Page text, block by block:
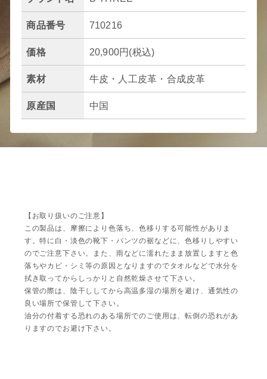
商品番号 710216
価格 20,900円(税込)
素材 牛皮・人工皮革・合成皮革
原産国 中国
【お取り扱いのご注意】
この製品は、摩擦により色落ち、色移りする可能性がありま
す。特に白・淡色の靴下・パンツの裾などに、色移りしやすい
のでご注意下さい。また、雨などに濡れたまま放置しますと色
落ちやカビ・シミ等の原因となりますのでタオルなどで水分を
拭き取ってからしっかりと自然乾燥させて下さい。
保管の際は、陰干ししてから高温多湿の場所を避け、通気性の
良い場所で保管して下さい。
油分の付着する恐れのある場所でのご使用は、転倒の恐れがあ
りますのでお避け下さい。